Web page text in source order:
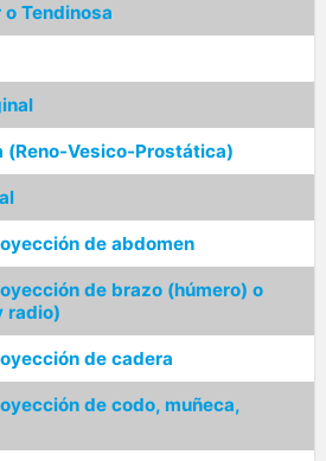
Tendinosa
(Reno-Vesico-Prostática)
de abdomen
de brazo (húmero) o
radio)
de cadera
de codo, muñeca,